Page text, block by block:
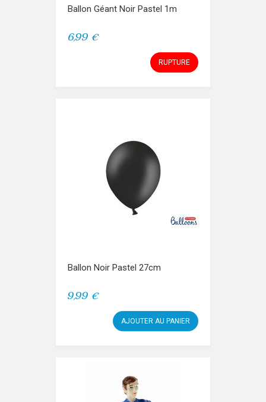
Ballon Géant Noir Pastel 1m
6,99 €
RUPTURE
Ballon Noir Pastel 27cm
9,99 €
AJOUTER AU PANIER